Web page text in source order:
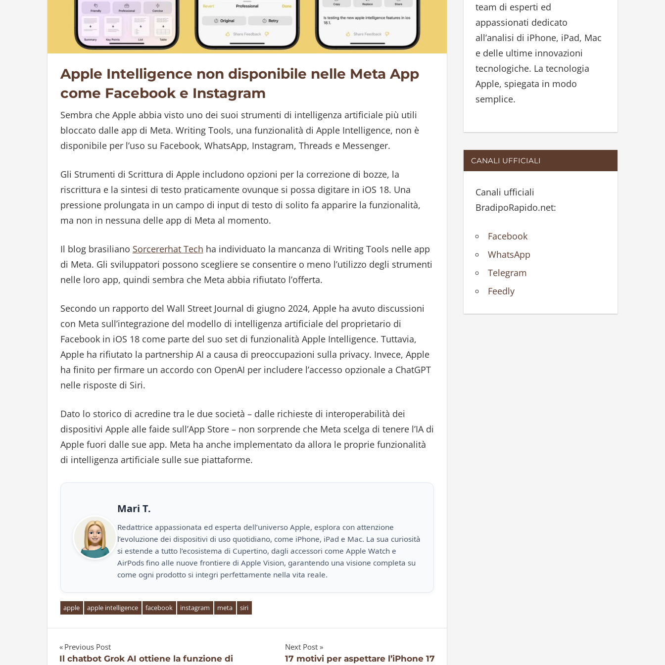
Apple Intelligence non disponibile nelle Meta App
come Facebook e Instagram
Sembra che Apple abbia visto uno dei suoi strumenti di intelligenza artificiale più utili
bloccato dalle app di Meta. Writing Tools, una funzionalità di Apple Intelligence, non è
disponibile per l’uso su Facebook, WhatsApp, Instagram, Threads e Messenger.
Gli Strumenti di Scrittura di Apple includono opzioni per la correzione di bozze, la
riscrittura e la sintesi di testo praticamente ovunque si possa digitare in iOS 18. Una
pressione prolungata in un campo di input di testo di solito fa apparire la funzionalità,
ma non in nessuna delle app di Meta al momento.
Il blog brasiliano Sorcererhat Tech ha individuato la mancanza di Writing Tools nelle app
di Meta. Gli sviluppatori possono scegliere se consentire o meno l’utilizzo degli strumenti
nelle loro app, quindi sembra che Meta abbia rifiutato l’offerta.
Secondo un rapporto del Wall Street Journal di giugno 2024, Apple ha avuto discussioni
con Meta sull’integrazione del modello di intelligenza artificiale del proprietario di
Facebook in iOS 18 come parte del suo set di funzionalità Apple Intelligence. Tuttavia,
Apple ha rifiutato la partnership AI a causa di preoccupazioni sulla privacy. Invece, Apple
ha finito per firmare un accordo con OpenAI per includere l’accesso opzionale a ChatGPT
nelle risposte di Siri.
Dato lo storico di acredine tra le due società – dalle richieste di interoperabilità dei
dispositivi Apple alle faide sull’App Store – non sorprende che Meta scelga di tenere l’IA di
Apple fuori dalle sue app. Meta ha anche implementato da allora le proprie funzionalità
di intelligenza artificiale sulle sue piattaforme.
Mari T.
Redattrice appassionata ed esperta dell’universo Apple, esplora con attenzione
l’evoluzione dei dispositivi di uso quotidiano, come iPhone, iPad e Mac. La sua curiosità
si estende a tutto l’ecosistema di Cupertino, dagli accessori come Apple Watch e
AirPods fino alle nuove frontiere di Apple Vision, garantendo una visione completa su
come ogni prodotto si integri perfettamente nella vita reale.
apple apple intelligence facebook instagram meta siri
Navigazione
Previous Post
Il chatbot Grok AI ottiene la funzione di
Next Post
17 motivi per aspettare l’iPhone 17
:
team di esperti ed
appassionati dedicato
all’analisi di iPhone, iPad, Mac
e delle ultime innovazioni
tecnologiche. La tecnologia
Apple, spiegata in modo
semplice.
CANALI UFFICIALI
Canali ufficiali
BradipoRapido.net:
Facebook
WhatsApp
Telegram
Feedly